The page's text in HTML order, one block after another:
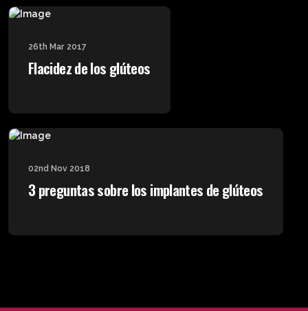
26th Mar 2017
Flacidez de los glúteos
02nd Nov 2018
3 preguntas sobre los implantes de glúteos